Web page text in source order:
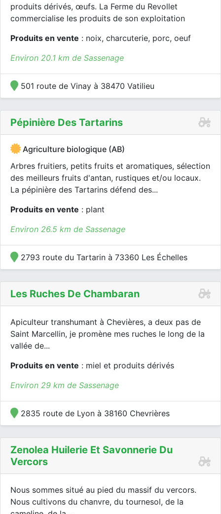
produits dérivés, œufs. La Ferme du Revollet
commercialise les produits de son exploitation
Produits en vente : noix, charcuterie, porc, oeuf
Environ 20.1 km de Sassenage
501 route de Vinay à 38470 Vatilieu
Pépinière Des Tartarins
Agriculture biologique (AB)
Arbres fruitiers, petits fruits et aromatiques, sélection
des meilleurs fruits d'antan, rustiques et/ou locaux.
La pépinière des Tartarins défend des...
Produits en vente : plant
Environ 26.5 km de Sassenage
2793 route du Tartarin à 73360 Les Échelles
Les Ruches De Chambaran
Apiculteur transhumant à Chevières, a deux pas de
Saint Marcellin, je promène mes ruches le long de la
vallée de...
Produits en vente : miel et produits dérivés
Environ 29 km de Sassenage
2835 route de Lyon à 38160 Chevrières
Zenolea Huilerie Et Savonnerie Du
Vercors
Nous sommes situé au pied du massif du vercors.
Nous cultivons du chanvre, du tournesol, de la